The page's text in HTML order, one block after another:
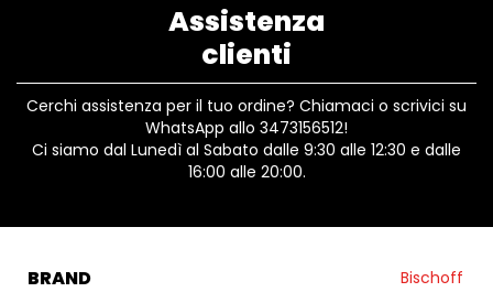
Assistenza
clienti
Cerchi assistenza per il tuo ordine? Chiamaci o scrivici su
WhatsApp allo 3473156512!
Ci siamo dal Lunedì al Sabato dalle 9:30 alle 12:30 e dalle
16:00 alle 20:00.
BRAND Bischoff